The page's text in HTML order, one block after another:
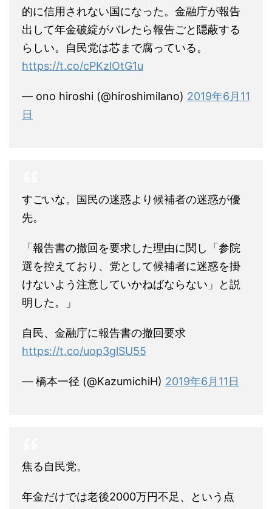
的に信用されない国になった。金融庁が報告
出して年金破綻がバレたら報告ごと隠蔽する
らしい。自民党は芯まで腐っている。
https://t.co/cPKzlOtG1u
— ono hiroshi (@hiroshimilano) 2019年6月11
日
すごいな。国民の迷惑より候補者の迷惑が優
先。
「報告書の撤回を要求した理由に関し「参院
選を控えており、党として候補者に迷惑を掛
けないよう注意していかねばならない」と説
明した。」
自民、金融庁に報告書の撤回要求
https://t.co/uop3glSU55
— 橋本一径 (@KazumichiH) 2019年6月11日
焦る自民党。
年金だけでは老後2000万円不足、という点